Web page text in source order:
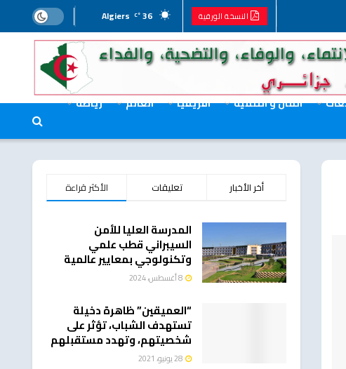
النسخة الورقية 36
°C
Algiers
المال و التنمية افريقيا العالم
رياضة
الأكثر قراءة تعليقات أخر الأخبار
المدرسة العليا للأمن
السيبراني قطب علمي
وتكنولوجي بمعايير عالمية
“العميقين” ظاهرة دخيلة
تستهدف الشباب، تؤثر على
شخصيتهم، وتهدد مستقبلهم